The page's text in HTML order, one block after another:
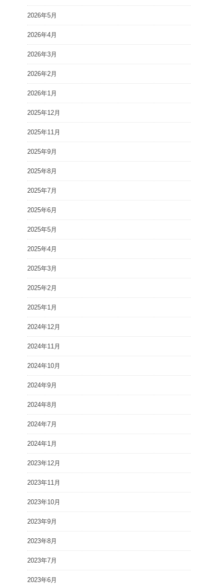
2026年5月
2026年4月
2026年3月
2026年2月
2026年1月
2025年12月
2025年11月
2025年9月
2025年8月
2025年7月
2025年6月
2025年5月
2025年4月
2025年3月
2025年2月
2025年1月
2024年12月
2024年11月
2024年10月
2024年9月
2024年8月
2024年7月
2024年1月
2023年12月
2023年11月
2023年10月
2023年9月
2023年8月
2023年7月
2023年6月